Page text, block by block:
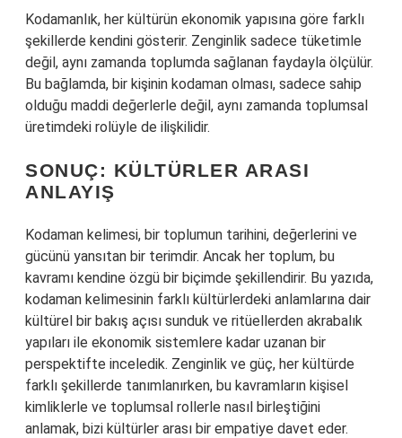
Kodamanlık, her kültürün ekonomik yapısına göre farklı
şekillerde kendini gösterir. Zenginlik sadece tüketimle
değil, aynı zamanda toplumda sağlanan faydayla ölçülür.
Bu bağlamda, bir kişinin kodaman olması, sadece sahip
olduğu maddi değerlerle değil, aynı zamanda toplumsal
üretimdeki rolüyle de ilişkilidir.
SONUÇ: KÜLTÜRLER ARASI
ANLAYIŞ
Kodaman kelimesi, bir toplumun tarihini, değerlerini ve
gücünü yansıtan bir terimdir. Ancak her toplum, bu
kavramı kendine özgü bir biçimde şekillendirir. Bu yazıda,
kodaman kelimesinin farklı kültürlerdeki anlamlarına dair
kültürel bir bakış açısı sunduk ve ritüellerden akrabalık
yapıları ile ekonomik sistemlere kadar uzanan bir
perspektifte inceledik. Zenginlik ve güç, her kültürde
farklı şekillerde tanımlanırken, bu kavramların kişisel
kimliklerle ve toplumsal rollerle nasıl birleştiğini
anlamak, bizi kültürler arası bir empatiye davet eder.